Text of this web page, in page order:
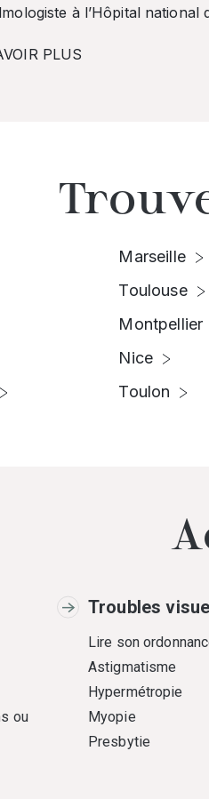
à l’Hôpital national
PLUS
Marseille
Toulouse
Montpellier
Nice
Toulon
ou
Troubles
Lire son
Astigmatisme
Hypermétropie
Myopie
Presbytie